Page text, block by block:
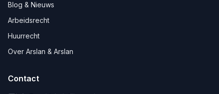
Blog & Nieuws
Arbeidsrecht
Huurrecht
Over Arslan & Arslan
Contact